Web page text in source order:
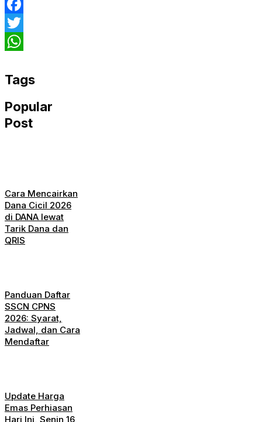
Facebook
Twitter
Tags
Popular
Post
Cara Mencairkan
Dana Cicil 2026
di DANA lewat
Tarik Dana dan
QRIS
Panduan Daftar
SSCN CPNS
2026: Syarat,
Jadwal, dan Cara
Mendaftar
Update Harga
Emas Perhiasan
Hari Ini, Senin 16